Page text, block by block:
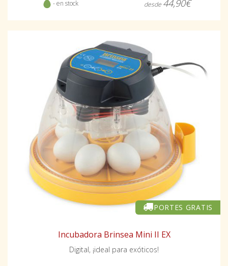
- en stock desde 44,90€
PORTES GRATIS
Incubadora Brinsea Mini II EX
Digital, ¡ideal para exóticos!